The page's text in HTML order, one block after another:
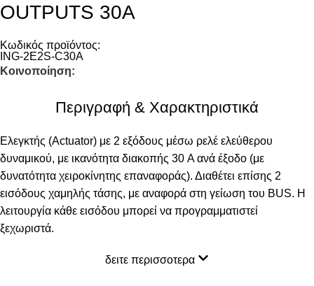
OUTPUTS 30A
Κωδικός προϊόντος:
ING-2E2S-C30A
Κοινοποίηση:
Περιγραφή & Χαρακτηριστικά
Ελεγκτής (Actuator) με 2 εξόδους μέσω ρελέ ελεύθερου
δυναμικού, με ικανότητα διακοπής 30 A ανά έξοδο (με
δυνατότητα χειροκίνητης επαναφοράς). Διαθέτει επίσης 2
εισόδους χαμηλής τάσης, με αναφορά στη γείωση του BUS. Η
λειτουργία κάθε εισόδου μπορεί να προγραμματιστεί
ξεχωριστά.
δειτε περισσοτερα